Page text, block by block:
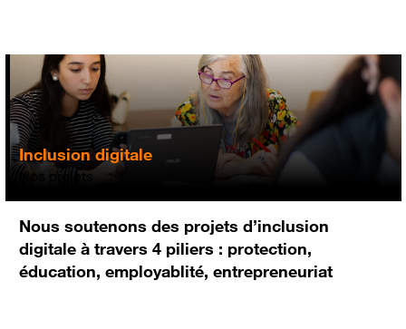
principal
Inclusion digitale
Nos projets
Nous soutenons des projets d’inclusion
digitale à travers 4 piliers : protection,
éducation, employablité, entrepreneuriat